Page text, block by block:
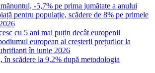
-5,7% pe prima jumătate a anului
pentru populație, scădere de 8% pe primele
cu 5 ani mai puțin decât europenii
european al creșterii prețurilor la
în iunie 2026
în scădere la 9,2% după metodologia